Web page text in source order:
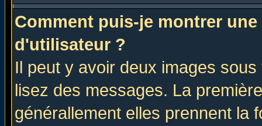
Comment puis-je montrer
d'utilisateur ?
Il peut y avoir deux images
lisez des messages. La
générallement elles prennent la